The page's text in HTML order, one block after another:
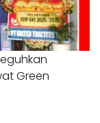
Green